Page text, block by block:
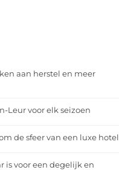
aan herstel en meer
Leur voor elk seizoen
de sfeer van een luxe hotel
is voor een degelijk en